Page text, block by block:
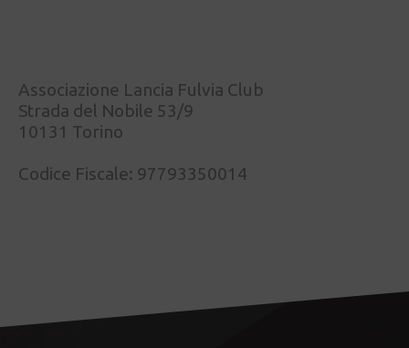
Associazione Lancia Fulvia Club
Strada del Nobile 53/9
10131 Torino
Codice Fiscale: 97793350014